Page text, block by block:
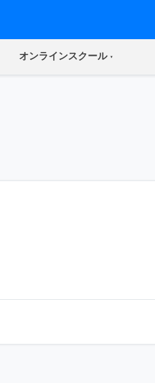
オンラインスクール(current)